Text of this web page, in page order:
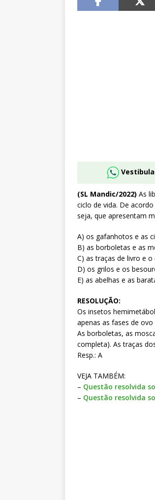
(SL Mandic/2022) As
ciclo de vida. De
seja, que apresentam
A) os gafanhotos e as
B) as borboletas e as
C) as traças de livro e o
D) os grilos e os
E) as abelhas e as
RESOLUÇÃO:
Os insetos
apenas as fases de
As borboletas, as
completa). As traças
Resp.: A
VEJA TAMBÉM:
– Questão resolvida
– Questão resolvida